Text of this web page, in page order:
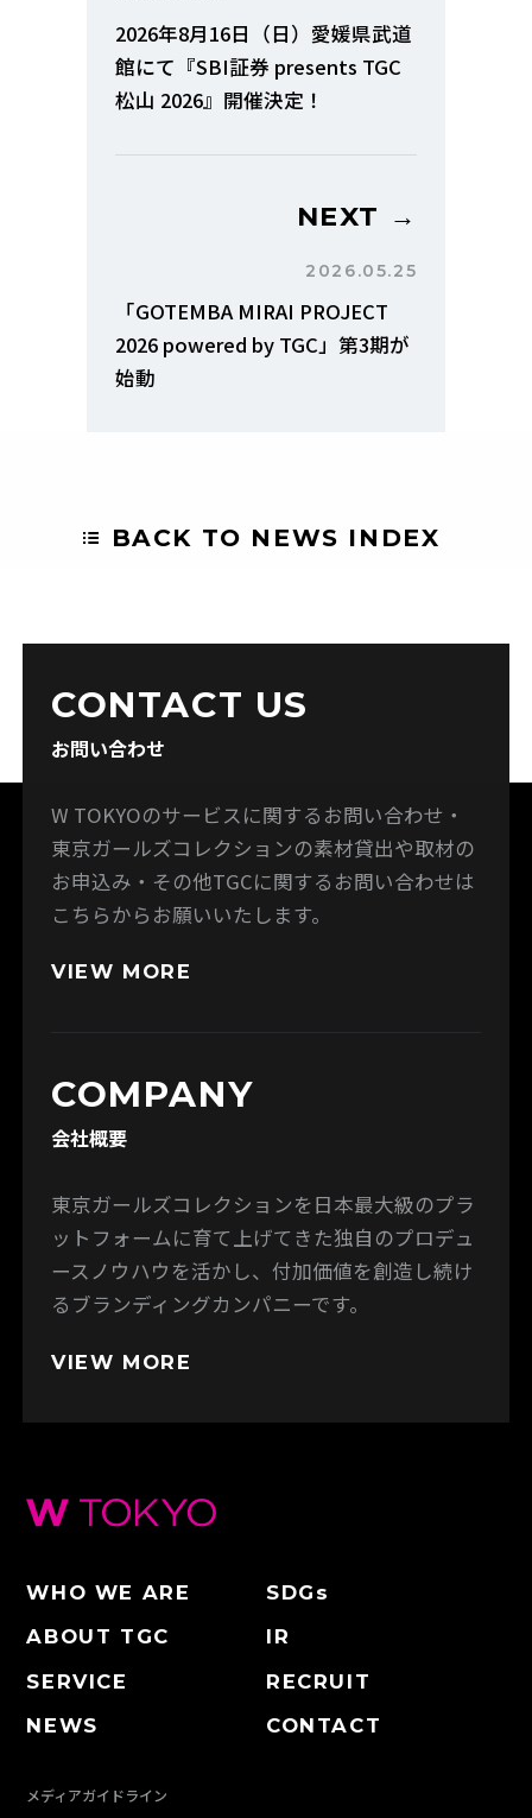
2026年8月16日（日）愛媛県武道
館にて『SBI証券 presents TGC
松山 2026』開催決定！
NEXT →
2026.05.25
「GOTEMBA MIRAI PROJECT
2026 powered by TGC」第3期が
始動
BACK TO NEWS INDEX
CONTACT US
お問い合わせ
W TOKYOのサービスに関するお問い合わせ・
東京ガールズコレクションの素材貸出や取材の
お申込み・その他TGCに関するお問い合わせは
こちらからお願いいたします。
VIEW MORE
COMPANY
会社概要
東京ガールズコレクションを日本最大級のプラ
ットフォームに育て上げてきた独自のプロデュ
ースノウハウを活かし、付加価値を創造し続け
るブランディングカンパニーです。
VIEW MORE
WHO WE ARE
ABOUT TGC
SERVICE
NEWS
SDGs
IR
RECRUIT
CONTACT
メディアガイドライン